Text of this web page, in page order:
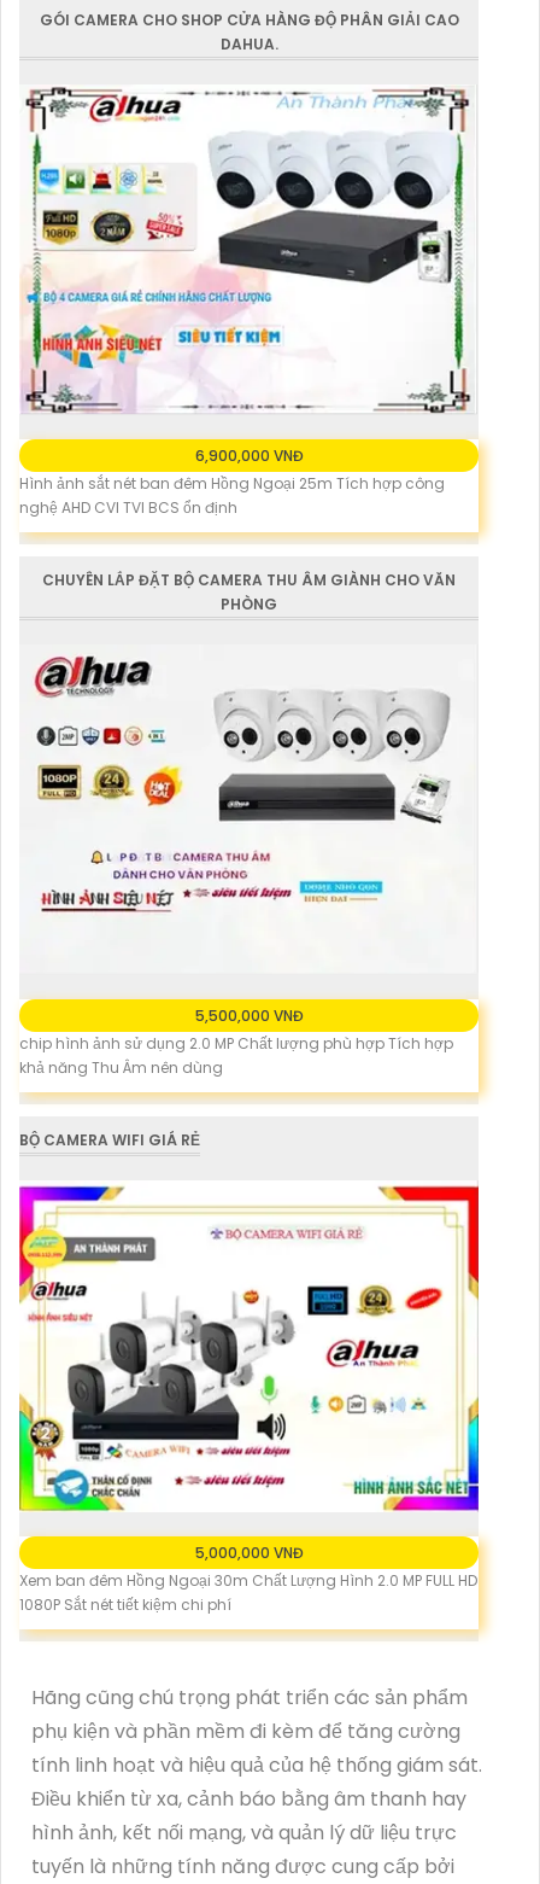
GÓI CAMERA CHO SHOP CỬA HÀNG ĐỘ PHÂN GIẢI CAO
DAHUA.
6,900,000 VNĐ
Hình ảnh sắt nét ban đêm Hồng Ngoại 25m Tích hợp công
nghệ AHD CVI TVI BCS ổn định
CHUYÊN LẮP ĐẶT BỘ CAMERA THU ÂM GIÀNH CHO VĂN
PHÒNG
5,500,000 VNĐ
chip hình ảnh sử dụng 2.0 MP Chất lượng phù hợp Tích hợp
khả năng Thu Âm nên dùng
BỘ CAMERA WIFI GIÁ RẺ
5,000,000 VNĐ
Xem ban đêm Hồng Ngoại 30m Chất Lượng Hình 2.0 MP FULL HD
1080P Sắt nét tiết kiệm chi phí
Hãng cũng chú trọng phát triển các sản phẩm
phụ kiện và phần mềm đi kèm để tăng cường
tính linh hoạt và hiệu quả của hệ thống giám sát.
Điều khiển từ xa, cảnh báo bằng âm thanh hay
hình ảnh, kết nối mạng, và quản lý dữ liệu trực
tuyến là những tính năng được cung cấp bởi